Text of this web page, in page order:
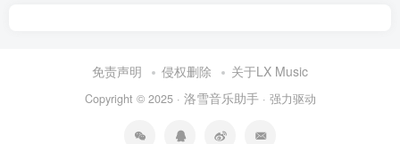
免责声明 侵权删除 关于LX Music
Copyright © 2025 · 洛雪音乐助手· 强力驱动